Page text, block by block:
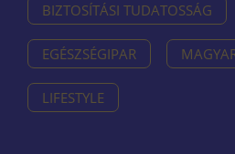
BIZTOSÍTÁSI TUDATOSSÁG
EGÉSZSÉGIPAR
LIFESTYLE